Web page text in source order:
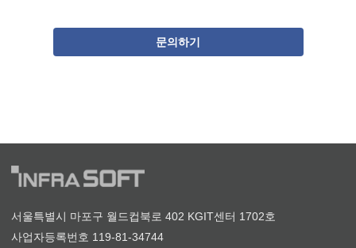
문의하기
서울특별시 마포구 월드컵북로 402 KGIT센터 1702호
사업자등록번호 119-81-34744